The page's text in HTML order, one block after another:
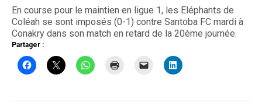
En course pour le maintien en ligue 1, les Eléphants de
Coléah se sont imposés (0-1) contre Santoba FC mardi à
Conakry dans son match en retard de la 20ème journée.
Partager :